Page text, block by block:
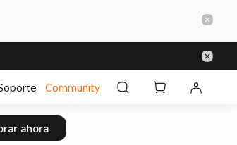
Community
ahora